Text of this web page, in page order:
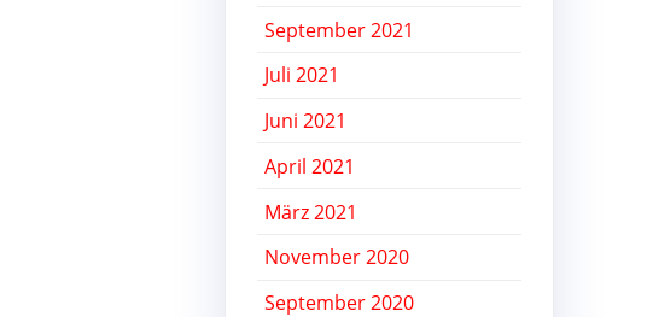
September 2021
Juli 2021
Juni 2021
April 2021
März 2021
November 2020
September 2020